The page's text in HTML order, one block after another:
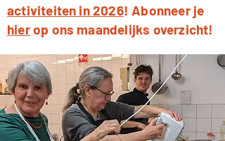
activiteiten in 2026! Abonneer je
hierop ons maandelijks overzicht!